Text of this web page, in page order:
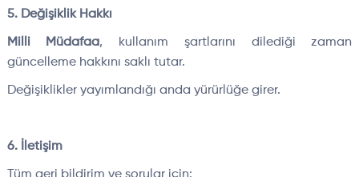
5. Değişiklik Hakkı
Milli Müdafaa, kullanım şartlarını dilediği zaman
güncelleme hakkını saklı tutar.
Değişiklikler yayımlandığı anda yürürlüğe girer.
6. İletişim